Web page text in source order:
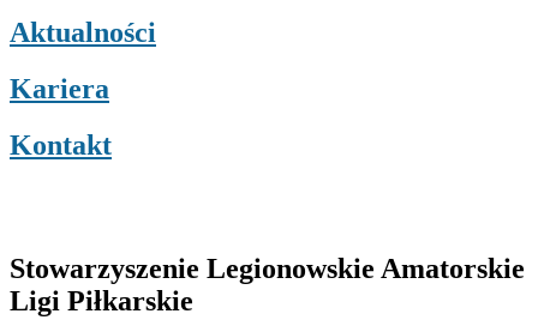
Aktualności
Kariera
Kontakt
Stowarzyszenie Legionowskie Amatorskie
Ligi Piłkarskie